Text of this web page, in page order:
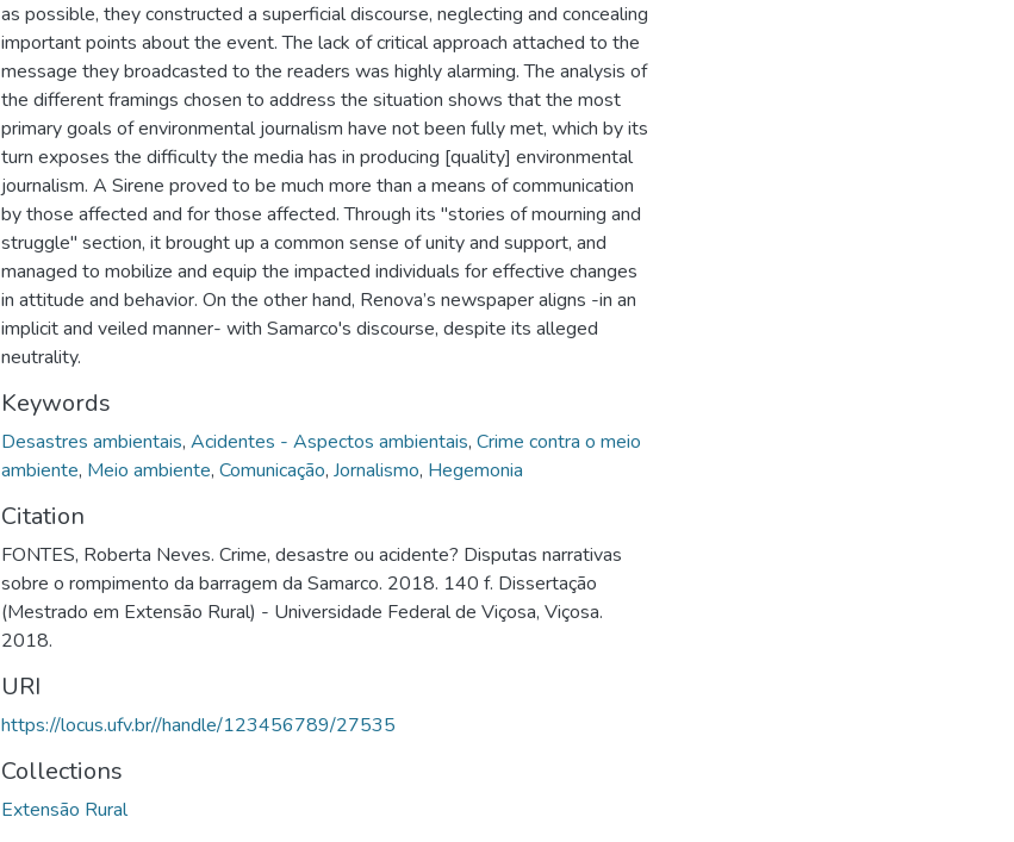
as possible, they constructed a superficial discourse, neglecting and concealing
important points about the event. The lack of critical approach attached to the
message they broadcasted to the readers was highly alarming. The analysis of
the different framings chosen to address the situation shows that the most
primary goals of environmental journalism have not been fully met, which by its
turn exposes the difficulty the media has in producing [quality] environmental
journalism. A Sirene proved to be much more than a means of communication
by those affected and for those affected. Through its "stories of mourning and
struggle" section, it brought up a common sense of unity and support, and
managed to mobilize and equip the impacted individuals for effective changes
in attitude and behavior. On the other hand, Renova’s newspaper aligns -in an
implicit and veiled manner- with Samarco's discourse, despite its alleged
neutrality.
Keywords
Desastres ambientais, Acidentes - Aspectos ambientais, Crime contra o meio
ambiente, Meio ambiente, Comunicação, Jornalismo, Hegemonia
Citation
FONTES, Roberta Neves. Crime, desastre ou acidente? Disputas narrativas
sobre o rompimento da barragem da Samarco. 2018. 140 f. Dissertação
(Mestrado em Extensão Rural) - Universidade Federal de Viçosa, Viçosa.
2018.
URI
https://locus.ufv.br//handle/123456789/27535
Collections
Extensão Rural